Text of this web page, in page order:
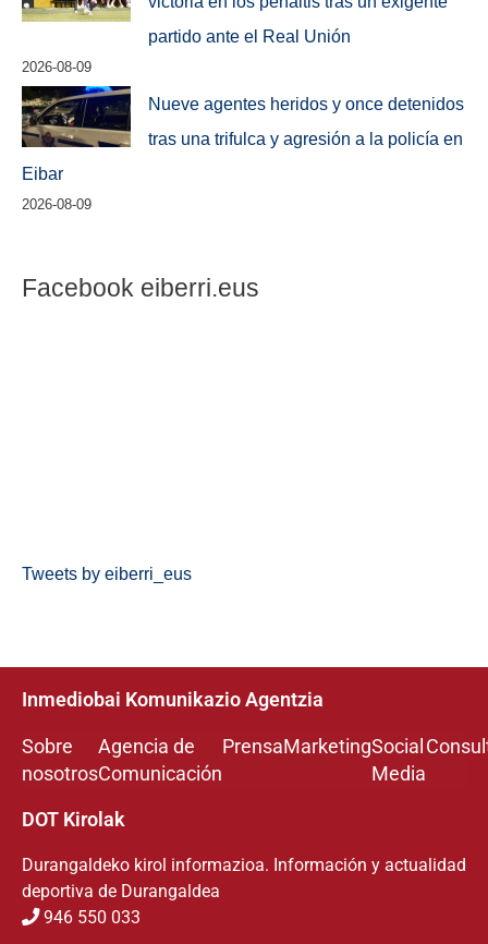
partido ante el Real Unión
2026-08-09
Nueve agentes heridos y once detenidos
tras una trifulca y agresión a la policía en
Eibar
2026-08-09
Facebook eiberri.eus
Tweets by eiberri_eus
Inmediobai Komunikazio Agentzia
Sobre
nosotros
Agencia de
Comunicación
PrensaMarketingSocial
Media
DOT Kirolak
Durangaldeko kirol informazioa. Información y actualidad
deportiva de Durangaldea
946 550 033